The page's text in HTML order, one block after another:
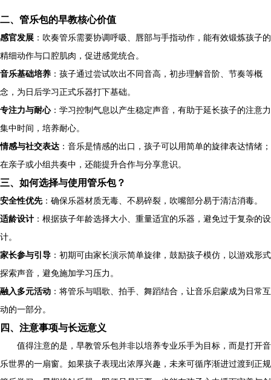
二、管乐包的早教核心价值
感官发展 ：吹奏管乐需要协调呼吸、唇部与手指动作，能有效锻炼孩子的
精细动作与口腔肌肉，促进感觉统合。
音乐基础培养 ：孩子通过尝试吹出不同音高，初步理解音阶、节奏等概
念，为日后学习正式乐器打下基础。
专注力与耐心：学习控制气息以产生稳定声音，有助于延长孩子的注意力
集中时间，培养耐心。
情感与社交表达 ：音乐是情感的出口，孩子可以用简单的旋律表达情绪；
在亲子或小组共奏中，还能提升合作与分享意识。
三、如何选择与使用管乐包？
安全性优先：确保乐器材质无毒、不易碎裂，吹嘴部分易于清洁消毒。
适龄设计 ：根据孩子年龄选择大小、重量适宜的乐器，避免过于复杂的设
计。
家长参与引导 ：初期可由家长演示简单旋律，鼓励孩子模仿，以游戏形式
探索声音，避免施加学习压力。
融入多元活动 ：将管乐与唱歌、拍手、舞蹈结合，让音乐启蒙成为日常互
动的一部分。
四、注意事项与长远意义
值得注意的是，早教管乐包并非以培养专业乐手为目标，而是打开音
乐世界的一扇窗。如果孩子表现出浓厚兴趣，未来可循序渐进过渡到正规